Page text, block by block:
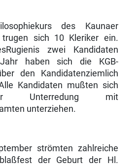
des Kaunaer
trugen sich 10 Kleriker ein.
zwei Kandidaten
haben sich die KGB-
den Kandidatenziemlich
Kandidaten mußten sich
Unterredung mit
unterziehen.
strömten zahlreiche
der Geburt der Hl.